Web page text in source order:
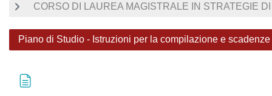
CORSO DI LAUREA MAGISTRALE IN STRATEGIE
Piano di Studio - Istruzioni per la compilazione e scadenze